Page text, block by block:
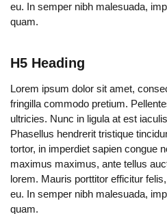
eu. In semper nibh malesuada,
quam.
H5 Heading
Lorem ipsum dolor sit amet,
fringilla commodo pretium.
ultricies. Nunc in ligula at est
Phasellus hendrerit tristique
tortor, in imperdiet sapien congue
maximus maximus, ante tellus
lorem. Mauris porttitor efficitur
eu. In semper nibh malesuada,
quam.